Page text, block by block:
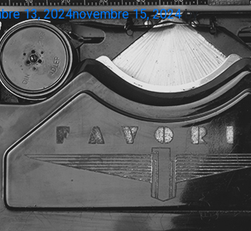
13, 2024novembre 15, 2024by